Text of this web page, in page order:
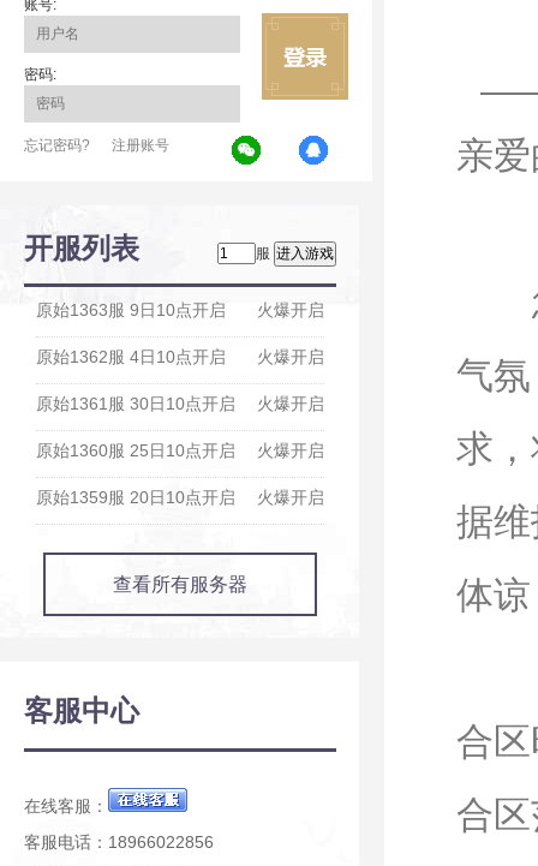
账号:
密码:
忘记密码? 注册账号
开服列表 服
火爆开启
原始1363服 9日10点开启
火爆开启
原始1362服 4日10点开启
火爆开启
原始1361服 30日10点开启
火爆开启
原始1360服 25日10点开启
火爆开启
原始1359服 20日10点开启
查看所有服务器
客服中心
在线客服：
客服电话：18966022856
亲
您
气
求
据
体
合
合